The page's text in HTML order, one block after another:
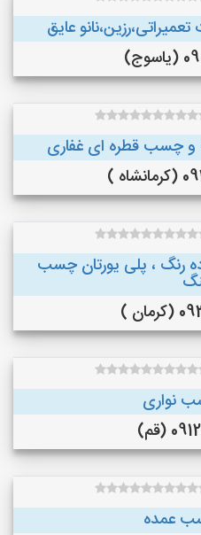
عایق
)
رنگ ، پلی یورتان چسب
)
نواری
(قم)
عمده